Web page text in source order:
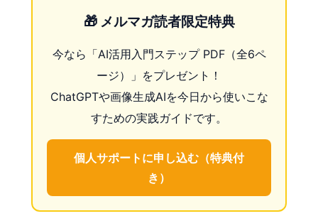
🎁 メルマガ読者限定特典
今なら「AI活用入門ステップ PDF（全6ペ
ージ）」をプレゼント！
ChatGPTや画像生成AIを今日から使いこな
すための実践ガイドです。
個人サポートに申し込む（特典付
き）